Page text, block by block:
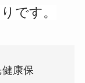
です。
康保